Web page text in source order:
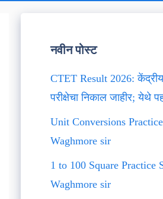
नवीन पोस्ट
CTET Result 2026: केंद्रीय
परीक्षेचा निकाल जाहीर; येथे
Unit Conversions
Waghmore sir
1 to 100 Square Practice
Waghmore sir